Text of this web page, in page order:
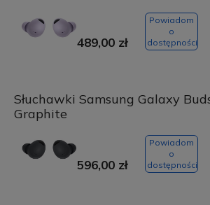
489,00 zł
Powiadom
o
dostępności
Słuchawki Samsung Galaxy
Graphite
596,00 zł
Powiadom
o
dostępności